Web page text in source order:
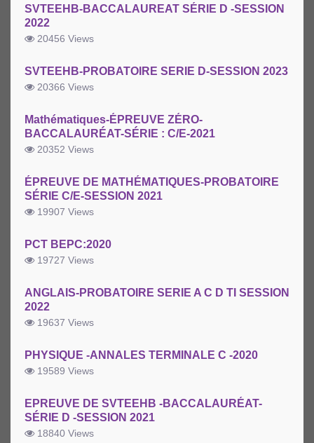
SVTEEHB-BACCALAUREAT SÉRIE D -SESSION
2022
20456 Views
SVTEEHB-PROBATOIRE SERIE D-SESSION 2023
20366 Views
Mathématiques-ÉPREUVE ZÉRO-
BACCALAURÉAT-SÉRIE : C/E-2021
20352 Views
ÉPREUVE DE MATHÉMATIQUES-PROBATOIRE
SÉRIE C/E-SESSION 2021
19907 Views
PCT BEPC:2020
19727 Views
ANGLAIS-PROBATOIRE SERIE A C D TI SESSION
2022
19637 Views
PHYSIQUE -ANNALES TERMINALE C -2020
19589 Views
EPREUVE DE SVTEEHB -BACCALAURÉAT-
SÉRIE D -SESSION 2021
18840 Views